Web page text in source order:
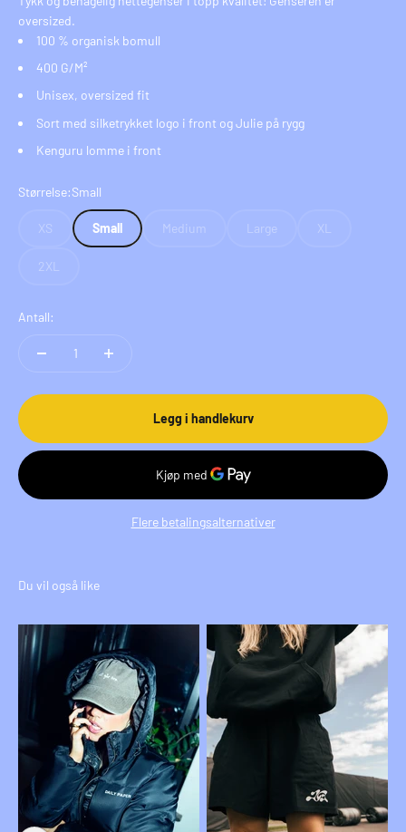
oversized.
100 % organisk bomull
400 G/M²
Unisex, oversized fit
Sort med silketrykket logo i front og Julie på rygg
Kenguru lomme i front
Størrelse:Small
XS Small Medium Large XL
2XL
Antall:
Legg i handlekurv
Flere betalingsalternativer